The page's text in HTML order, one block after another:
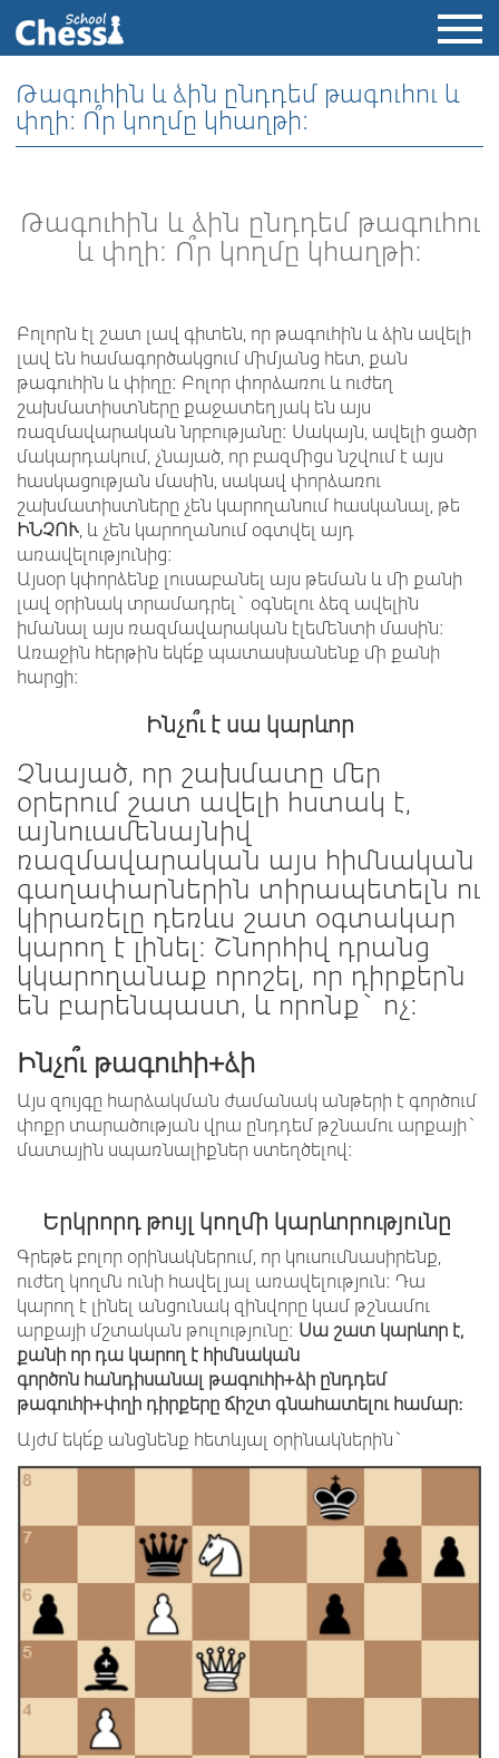
Թագուհին և ձին ընդդեմ թագուհու և
փղի: Ո՞ր կողմը կհաղթի:
Թագուհին և ձին ընդդեմ թագուհու
և փղի: Ո՞ր կողմը կհաղթի:
Բոլորն էլ շատ լավ գիտեն, որ թագուհին և ձին ավելի
լավ են համագործակցում միմյանց հետ, քան
թագուհին և փիղը: Բոլոր փորձառու և ուժեղ
շախմատիստները քաջատեղյակ են այս
ռազմավարական նրբությանը: Սակայն, ավելի ցածր
մակարդակում, չնայած, որ բազմիցս նշվում է այս
հասկացության մասին, սակավ փորձառու
շախմատիստները չեն կարողանում հասկանալ, թե
ԻՆՉՈՒ, և չեն կարողանում օգտվել այդ
առավելությունից:
Այսօր կփորձենք լուսաբանել այս թեման և մի քանի
լավ օրինակ տրամադրել` օգնելու ձեզ ավելին
իմանալ այս ռազմավարական էլեմենտի մասին:
Առաջին հերթին եկե՛ք պատասխանենք մի քանի
հարցի:
Ինչո՞ւ է սա կարևոր
Չնայած, որ շախմատը մեր
օրերում շատ ավելի հստակ է,
այնուամենայնիվ
ռազմավարական այս հիմնական
գաղափարներին տիրապետելն ու
կիրառելը դեռևս շատ օգտակար
կարող է լինել: Շնորհիվ դրանց
կկարողանաք որոշել, որ դիրքերն
են բարենպաստ, և որոնք` ոչ:
Ինչո՞ւ թագուհի+ձի
Այս զույգը հարձակման ժամանակ անթերի է գործում
փոքր տարածության վրա ընդդեմ թշնամու արքայի`
մատային սպառնալիքներ ստեղծելով:
Երկրորդ թույլ կողմի կարևորությունը
Գրեթե բոլոր օրինակներում, որ կուսումնասիրենք,
ուժեղ կողմն ունի հավելյալ առավելություն: Դա
կարող է լինել անցունակ զինվորը կամ թշնամու
արքայի մշտական թուլությունը: Սա շատ կարևոր է,
քանի որ դա կարող է հիմնական
գործոն հանդիսանալ թագուհի+ձի ընդդեմ
թագուհի+փղի դիրքերը ճիշտ գնահատելու համար։
Այժմ եկե՛ք անցնենք հետևյալ օրինակներին`